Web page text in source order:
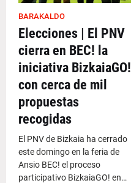
BARAKALDO
Elecciones | El PNV
cierra en BEC! la
iniciativa BizkaiaGO!
con cerca de mil
propuestas
recogidas
El PNV de Bizkaia ha cerrado
este domingo en la feria de
Ansio BEC! el proceso
participativo BizkaiaGO! en…